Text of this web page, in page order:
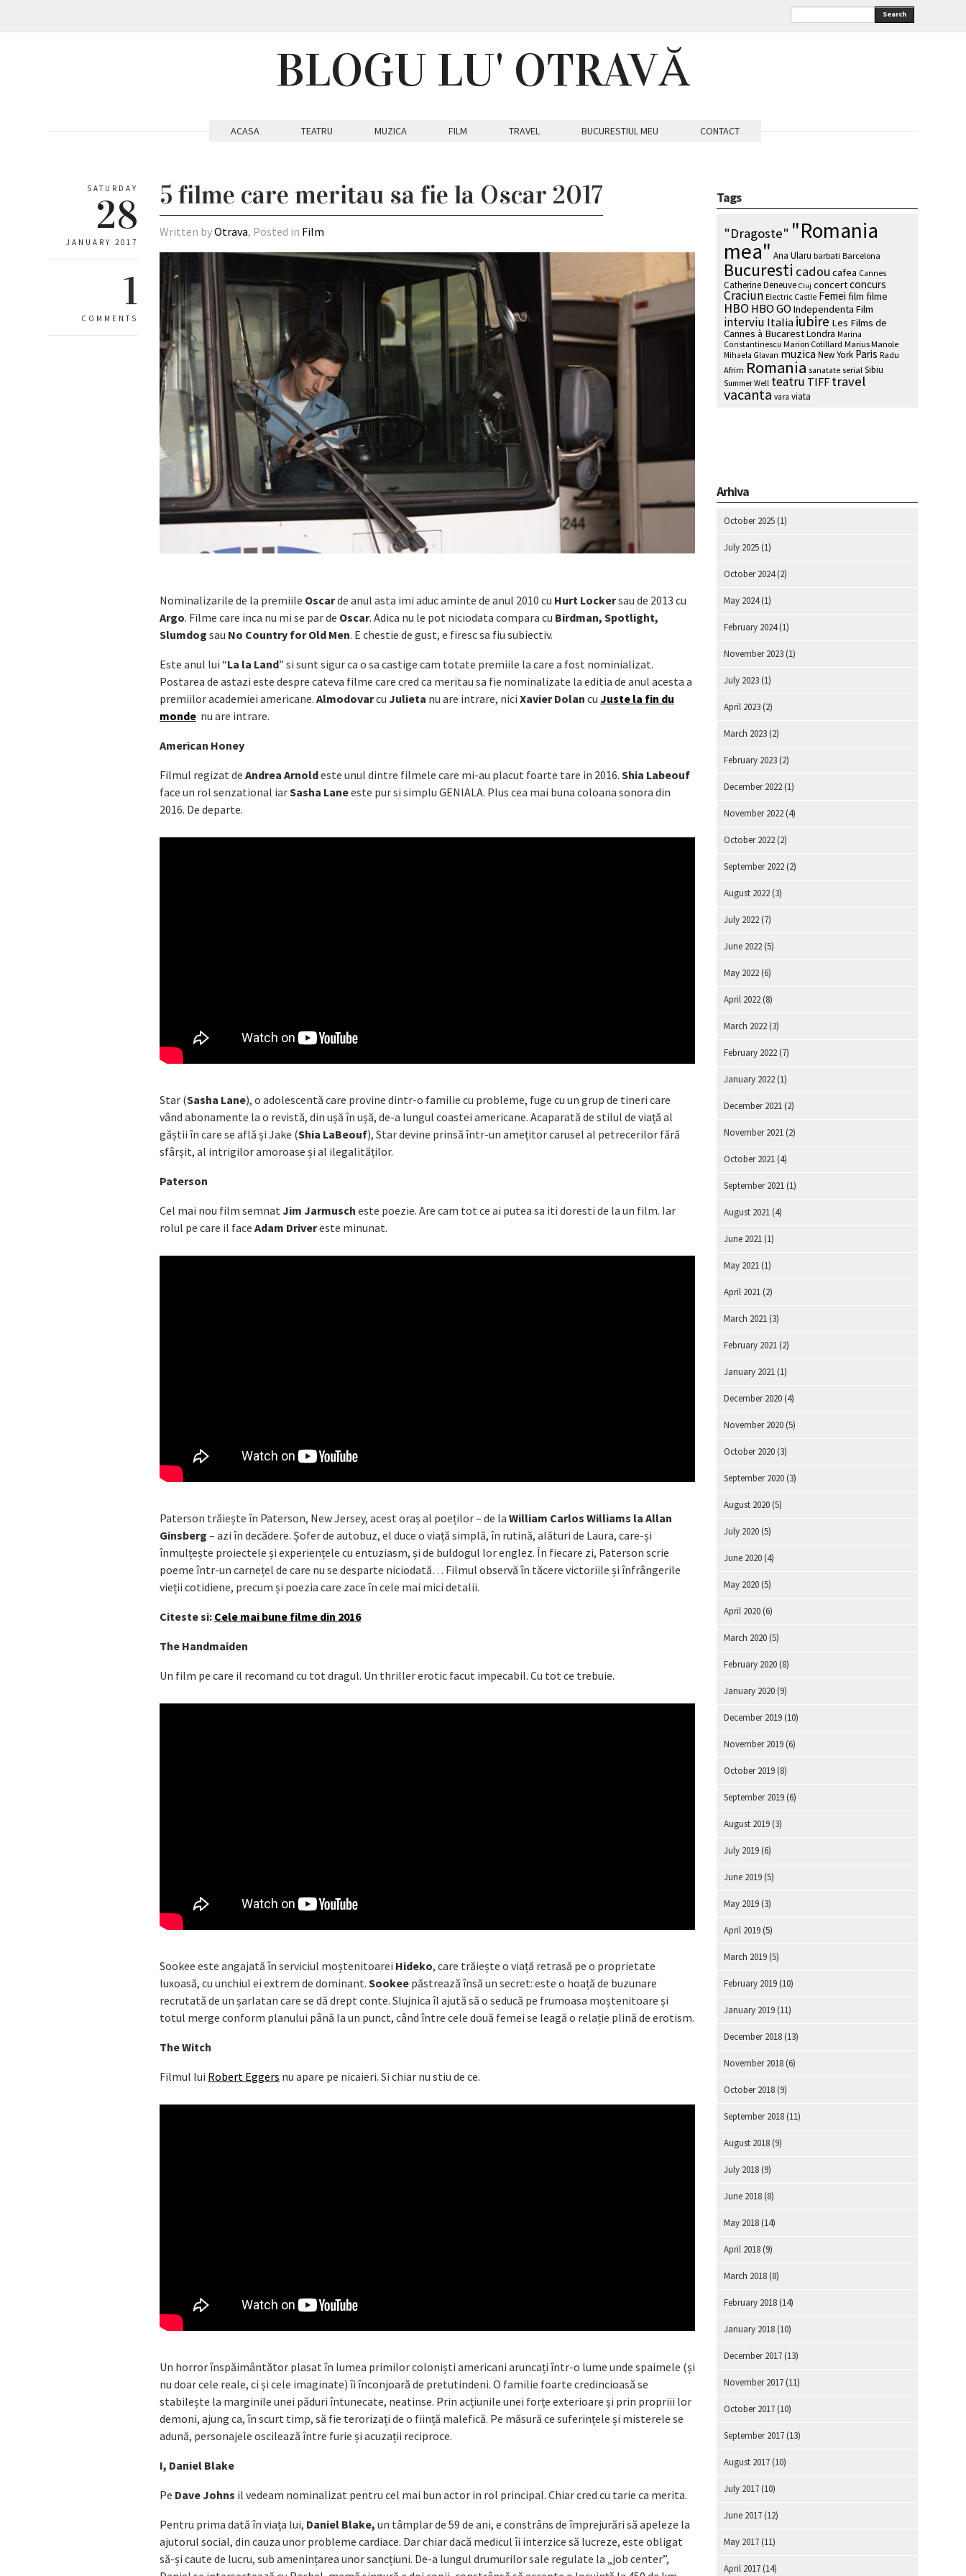
Search
BLOGU LU' OTRAVĂ
ACASA TEATRU MUZICA FILM TRAVEL BUCURESTIUL MEU CONTACT
SATURDAY
28
JANUARY 2017
1
COMMENTS
5 filme care meritau sa fie la Oscar 2017
Written byOtrava, Posted in Film
Nominalizarile de la premiile Oscarde anul asta imi aduc aminte de anul 2010 cu Hurt Lockersau de 2013 cu
Argo. Filme care inca nu mi se par de Oscar. Adica nu le pot niciodata compara cu Birdman, Spotlight,
Slumdog sau No Country for Old Men. E chestie de gust, e firesc sa fiu subiectiv.
Este anul lui “La la Land” si sunt sigur ca o sa castige cam totate premiile la care a fost nominializat.
Postarea de astazi este despre cateva filme care cred ca meritau sa fie nominalizate la editia de anul acesta a
premiilor academiei americane.AlmodovarcuJulieta nu are intrare, nici Xavier Dolancu Juste la fin du
monde nu are intrare.
American Honey
Filmul regizat deAndrea Arnoldeste unul dintre filmele care mi-au placut foarte tare in 2016.Shia Labeouf
face un rol senzational iarSasha Laneeste pur si simplu GENIALA. Plus cea mai buna coloana sonora din
2016. De departe.
Star (Sasha Lane), o adolescentă care provine dintr-o familie cu probleme, fuge cu un grup de tineri care
vând abonamente la o revistă, din ușă în ușă, de-a lungul coastei americane. Acaparată de stilul de viață al
găștii în care se află și Jake (Shia LaBeouf), Star devine prinsă într-un amețitor carusel al petrecerilor fără
sfârșit, al intrigilor amoroase și al ilegalităților.
Paterson
Cel mai nou film semnatJim Jarmusch este poezie. Are cam tot ce ai putea sa iti doresti de la un film. Iar
rolul pe care il faceAdam Drivereste minunat.
Paterson trăiește în Paterson, New Jersey, acest oraș al poeților – de laWilliam Carlos Williams la Allan
Ginsberg – azi în decădere. Șofer de autobuz, el duce o viață simplă, în rutină, alături de Laura, care-și
înmulțește proiectele și experiențele cu entuziasm, și de buldogul lor englez. În fiecare zi, Paterson scrie
poeme într-un carnețel de care nu se desparte niciodată… Filmul observă în tăcere victoriile și înfrângerile
vieții cotidiene, precum și poezia care zace în cele mai mici detalii.
Citeste si: Cele mai bune filme din 2016
The Handmaiden
Un film pe care il recomand cu tot dragul. Un thriller erotic facut impecabil. Cu tot ce trebuie.
Sookee este angajată în serviciul moștenitoarei Hideko, care trăiește o viață retrasă pe o proprietate
luxoasă, cu unchiul ei extrem de dominant.Sookee păstrează însă un secret: este o hoață de buzunare
recrutată de un șarlatan care se dă drept conte. Slujnica îl ajută să o seducă pe frumoasa moștenitoare și
totul merge conform planului până la un punct, când între cele două femei se leagă o relație plină de erotism.
The Witch
Filmul lui Robert Eggers nu apare pe nicaieri. Si chiar nu stiu de ce.
Un horror înspăimântător plasat în lumea primilor coloniști americani aruncați într-o lume unde spaimele (și
nu doar cele reale, ci și cele imaginate) îi înconjoară de pretutindeni. O familie foarte credincioasă se
stabilește la marginile unei păduri întunecate, neatinse. Prin acțiunile unei forțe exterioare și prin propriii lor
demoni, ajung ca, în scurt timp, să fie terorizați de o ființă malefică. Pe măsură ce suferințele și misterele se
adună, personajele oscilează între furie și acuzații reciproce.
I, Daniel Blake
Pe Dave Johns il vedeam nominalizat pentru cel mai bun actor in rol principal. Chiar cred cu tarie ca merita.
Pentru prima dată în viața lui, Daniel Blake, un tâmplar de 59 de ani, e constrâns de împrejurări să apeleze la
ajutorul social, din cauza unor probleme cardiace. Dar chiar dacă medicul îi interzice să lucreze, este obligat
să-și caute de lucru, sub amenințarea unor sancțiuni. De-a lungul drumurilor sale regulate la „job center”,
Tags
"Dragoste" "Romania
mea" Ana Ularu barbati Barcelona
Bucuresti cadou cafea Cannes
Catherine Deneuve Cluj concertconcurs
Craciun Electric Castle Femei film filme
HBO HBO GO Independenta Film
interviu Italiaiubire Les Films de
Cannes à BucarestLondra Marina
Constantinescu Marion Cotillard Marius Manole
Mihaela Glavan muzica New York Paris Radu
Afrim Romania sanatate serial Sibiu
Summer Well teatru TIFF travel
vacanta vara viata
Arhiva
October 2025 (1)
July 2025 (1)
October 2024(2)
May 2024(1)
February 2024(1)
November 2023 (1)
July 2023 (1)
April 2023 (2)
March 2023 (2)
February 2023 (2)
December 2022 (1)
November 2022 (4)
October 2022 (2)
September 2022 (2)
August 2022 (3)
July 2022 (7)
June 2022 (5)
May 2022 (6)
April 2022 (8)
March 2022 (3)
February 2022 (7)
January 2022 (1)
December 2021 (2)
November 2021 (2)
October 2021 (4)
September 2021 (1)
August 2021 (4)
June 2021 (1)
May 2021 (1)
April 2021 (2)
March 2021 (3)
February 2021 (2)
January 2021 (1)
December 2020 (4)
November 2020 (5)
October 2020 (3)
September 2020 (3)
August 2020 (5)
July 2020 (5)
June 2020 (4)
May 2020 (5)
April 2020 (6)
March 2020 (5)
February 2020 (8)
January 2020 (9)
December 2019 (10)
November 2019 (6)
October 2019 (8)
September 2019 (6)
August 2019 (3)
July 2019 (6)
June 2019 (5)
May 2019 (3)
April 2019 (5)
March 2019 (5)
February 2019 (10)
January 2019 (11)
December 2018 (13)
November 2018 (6)
October 2018 (9)
September 2018 (11)
August 2018 (9)
July 2018 (9)
June 2018 (8)
May 2018 (14)
April 2018 (9)
March 2018 (8)
February 2018 (14)
January 2018 (10)
December 2017 (13)
November 2017 (11)
October 2017 (10)
September 2017 (13)
August 2017 (10)
July 2017 (10)
June 2017 (12)
May 2017 (11)
April 2017 (14)